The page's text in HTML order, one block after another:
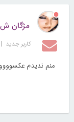
مژگان ش
کاربر جديد |
منم ندیدم